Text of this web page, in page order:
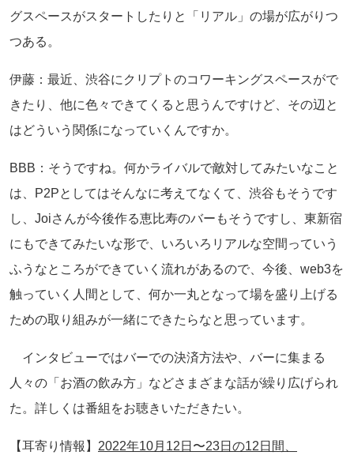
グスペースがスタートしたりと「リアル」の場が広がりつ
つある。
伊藤：最近、渋谷にクリプトのコワーキングスペースがで
きたり、他に色々できてくると思うんですけど、その辺と
はどういう関係になっていくんですか。
BBB：そうですね。何かライバルで敵対してみたいなこと
は、P2Pとしてはそんなに考えてなくて、渋谷もそうです
し、Joiさんが今後作る恵比寿のバーもそうですし、東新宿
にもできてみたいな形で、いろいろリアルな空間っていう
ふうなところができていく流れがあるので、今後、web3を
触っていく人間として、何か一丸となって場を盛り上げる
ための取り組みが一緒にできたらなと思っています。
インタビューではバーでの決済方法や、バーに集まる
人々の「お酒の飲み方」などさまざまな話が繰り広げられ
た。詳しくは番組をお聴きいただきたい。
【耳寄り情報】 2022年10月12日〜23日の12日間、